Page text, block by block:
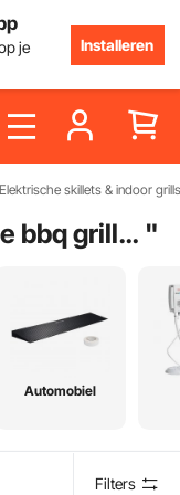
je
Installeren
Elektrische skillets & indoor grills
elektrische bbq grillplaat "
Automobiel
Filters